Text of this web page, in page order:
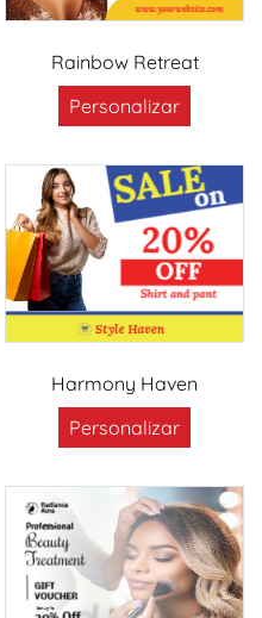
Rainbow Retreat
Personalizar
Harmony Haven
Personalizar